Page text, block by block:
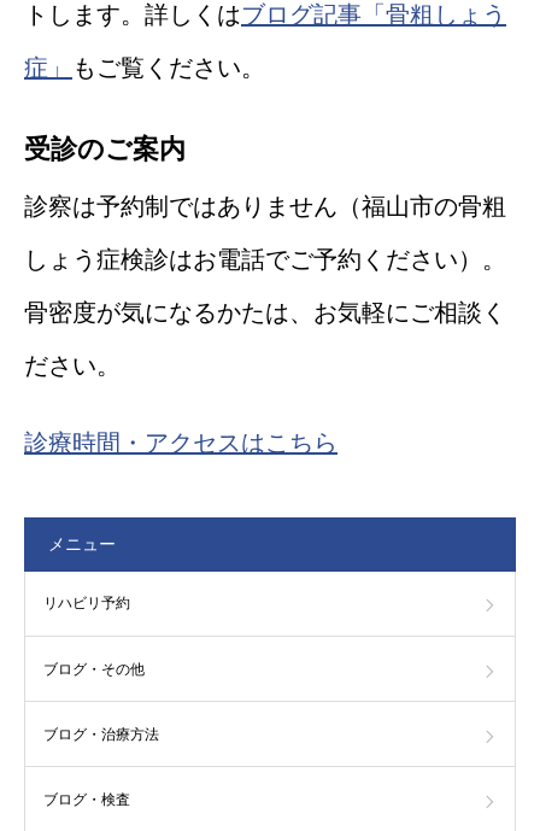
トします。詳しくはブログ記事「骨粗しょう
症」
もご覧ください。
受診のご案内
診察は予約制ではありません（福山市の骨粗
しょう症検診はお電話でご予約ください）。
骨密度が気になるかたは、お気軽にご相談く
ださい。
診療時間・アクセスはこちら
メニュー
リハビリ予約
ブログ・その他
ブログ・治療方法
ブログ・検査